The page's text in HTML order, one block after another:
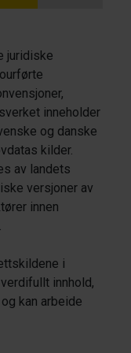
juridiske
inneholder
og danske
kilder.
av landets
versjoner av
innen
i
innhold,
kan arbeide